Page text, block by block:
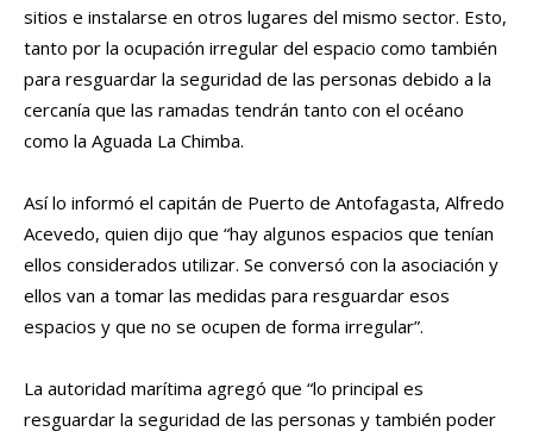
sitios e instalarse en otros lugares del mismo sector. Esto,
tanto por la ocupación irregular del espacio como también
para resguardar la seguridad de las personas debido a la
cercanía que las ramadas tendrán tanto con el océano
como la Aguada La Chimba.
Así lo informó el capitán de Puerto de Antofagasta, Alfredo
Acevedo, quien dijo que “hay algunos espacios que tenían
ellos considerados utilizar. Se conversó con la asociación y
ellos van a tomar las medidas para resguardar esos
espacios y que no se ocupen de forma irregular”.
La autoridad marítima agregó que “lo principal es
resguardar la seguridad de las personas y también poder